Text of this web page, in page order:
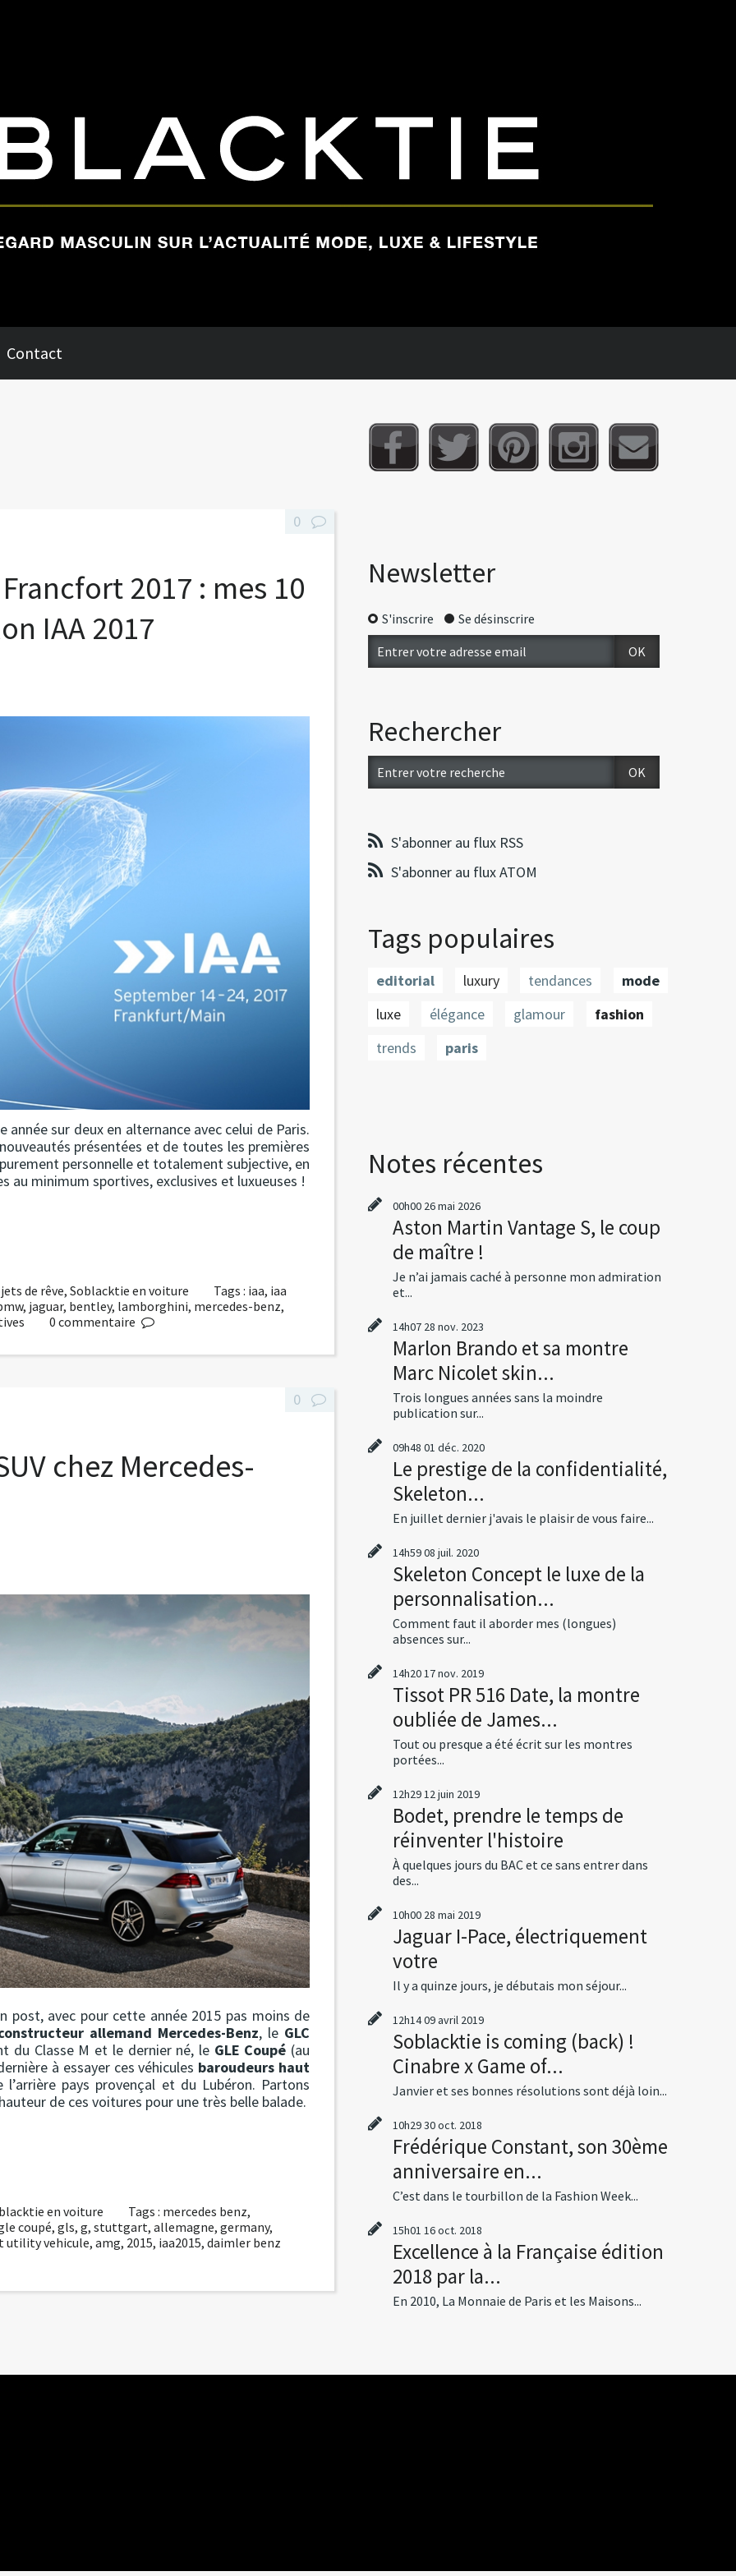
Contact
2017 : mes 10
IAA 2017
sur deux en alternance avec celui de Paris.
présentées et de toutes les premières
personnelle et totalement subjective, en
au minimum sportives, exclusives et luxueuses !
de rêve,Soblacktie en voiture Tags : iaa, iaa
, jaguar, bentley, lamborghini, mercedes-benz,
0
0 commentaire
chez Mercedes-
avec pour cette année 2015 pas moins de
allemand Mercedes-Benz, le GLC
du Classe M et le dernier né, le GLE Coupé (au
à essayer ces véhicules baroudeurs haut
pays provençal et du Lubéron. Partons
de ces voitures pour une très belle balade.
en voiture Tags : mercedes benz,
coupé, gls, g, stuttgart, allemagne, germany,
utility vehicule, amg, 2015, iaa2015, daimler benz
0
Newsletter
S'inscrire Se désinscrire
Rechercher
S'abonner au flux RSS
S'abonner au flux ATOM
Tags populaires
editorial luxury tendances
mode
luxe
élégance glamour
fashion
trends
paris
Notes récentes
00h00 26mai 2026
Aston Martin Vantage S, le coup
de maître !
Je n’ai jamais caché à personne mon admiration
et...
14h07 28 nov. 2023
Marlon Brando et sa montre
Marc Nicolet skin...
Trois longues années sans la moindre
publication sur...
09h48 01 déc. 2020
Le prestige de la confidentialité,
Skeleton...
En juillet dernier j'avais le plaisir de vous faire...
14h5908 juil. 2020
Skeleton Concept le luxe de la
personnalisation...
Comment faut il aborder mes (longues)
absences sur...
14h2017nov. 2019
Tissot PR 516 Date, la montre
oubliée de James...
Tout ou presque a été écrit sur les montres
portées...
12h2912juin 2019
Bodet, prendre le temps de
réinventer l'histoire
À quelques jours du BAC et ce sans entrer dans
des...
10h00 28 mai 2019
Jaguar I-Pace, électriquement
votre
Il y a quinze jours, je débutais mon séjour...
12h1409avril 2019
Soblacktie is coming (back) !
Cinabre x Game of...
Janvier et ses bonnes résolutions sont déjà loin...
10h2930oct. 2018
Frédérique Constant, son 30ème
anniversaire en...
C’est dans le tourbillon de la Fashion Week...
15h01 16oct. 2018
Excellence à la Française édition
2018 par la...
En 2010, La Monnaie de Paris et les Maisons...